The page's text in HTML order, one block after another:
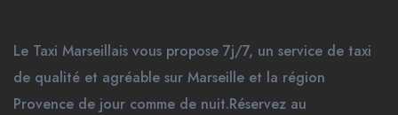
Le Taxi Marseillais vous propose 7j/7, un service de taxi
de qualité et agréable sur Marseille et la région
Provence de jour comme de nuit.Réservez au